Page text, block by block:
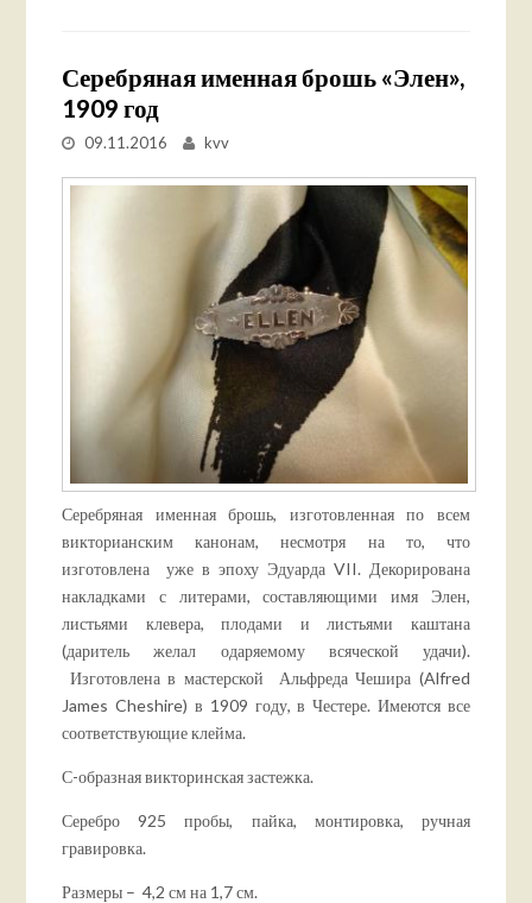
Серебряная именная брошь «Элен»,
1909 год
09.11.2016 kvv
Серебряная именная брошь, изготовленная по всем
викторианским канонам, несмотря на то, что
изготовлена уже в эпоху Эдуарда VII. Декорирована
накладками с литерами, составляющими имя Элен,
листьями клевера, плодами и листьями каштана
(даритель желал одаряемому всяческой удачи).
Изготовлена в мастерской Альфреда Чешира (Alfred
James Cheshire) в 1909 году, в Честере. Имеются все
соответствующие клейма.
С-образная викторинская застежка.
Серебро 925 пробы, пайка, монтировка, ручная
гравировка.
Размеры – 4,2 см на 1,7 см.